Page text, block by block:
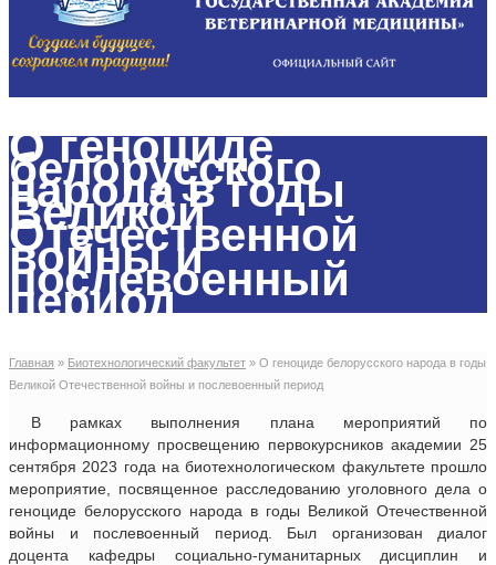
О геноциде
белорусского
народа в годы
Великой
Отечественной
войны и
послевоенный
период
Главная » Биотехнологический факультет » О геноциде белорусского народа в годы
Великой Отечественной войны и послевоенный период
В рамках выполнения плана мероприятий по
информационному просвещению первокурсников академии 25
сентября 2023 года на биотехнологическом факультете прошло
мероприятие, посвященное расследованию уголовного дела о
геноциде белорусского народа в годы Великой Отечественной
войны и послевоенный период. Был организован диалог
доцента кафедры социально-гуманитарных дисциплин и